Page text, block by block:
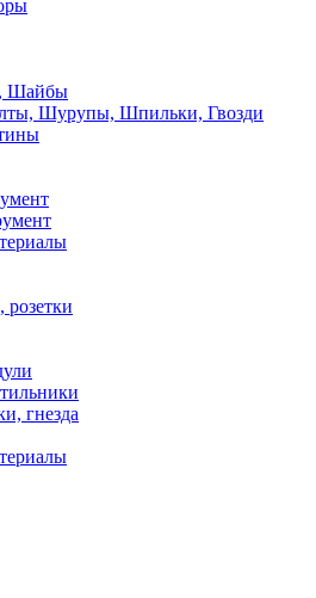
Шайбы
Шурупы, Шпильки, Гвозди
гнезда